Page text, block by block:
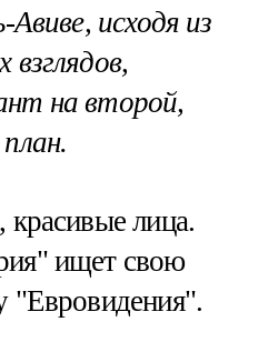
Авиве, исходя из
взглядов,
на второй,
красивые лица.
ищет свою
"Евровидения".